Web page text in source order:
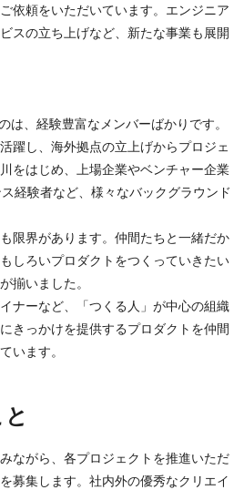
依頼をいただいています。エンジニア
スの立ち上げなど、新たな事業も展開
は、経験豊富なメンバーばかりです。
躍し、海外拠点の立上げからプロジェ
をはじめ、上場企業やベンチャー企業
経験者など、様々なバックグラウンド
限界があります。仲間たちと一緒だか
しろいプロダクトをつくっていきたい
揃いました。
ナーなど、「つくる人」が中心の組織
きっかけを提供するプロダクトを仲間
います。
ながら、各プロジェクトを推進いただ
募集します。社内外の優秀なクリエイ